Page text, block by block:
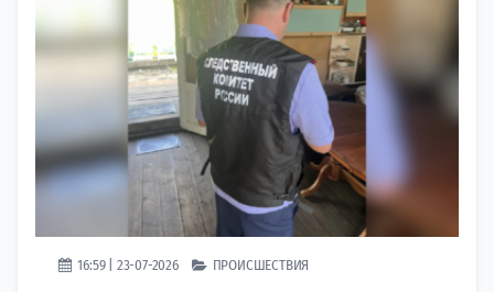
16:59 | 23-07-2026 ПРОИСШЕСТВИЯ